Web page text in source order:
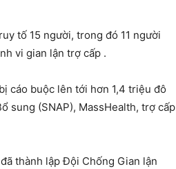
tố 15 người, trong đó 11 người
vi gian lận trợ cấp .
cáo buộc lên tới hơn 1,4 triệu đô
sung (SNAP), MassHealth, trợ cấp
thành lập Đội Chống Gian lận